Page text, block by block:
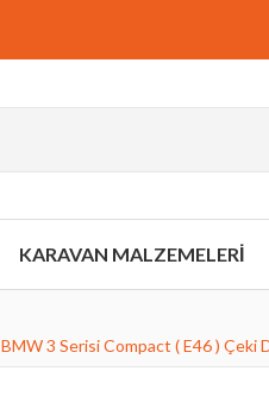
KARAVAN MALZEMELERİ
BMW 3 Serisi Compact ( E46 ) Çeki